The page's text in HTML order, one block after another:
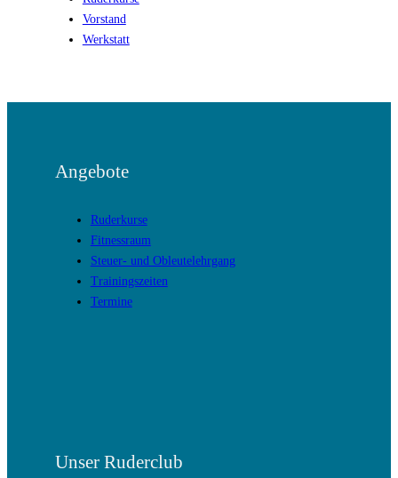
Vorstand
Werkstatt
Angebote
Ruderkurse
Fitnessraum
Steuer- und Obleutelehrgang
Trainingszeiten
Termine
Unser Ruderclub